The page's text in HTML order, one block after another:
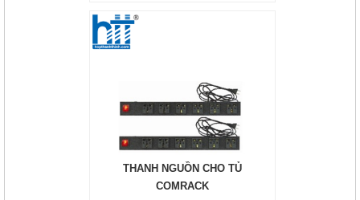
THANH NGUỒN CHO TỦ
COMRACK